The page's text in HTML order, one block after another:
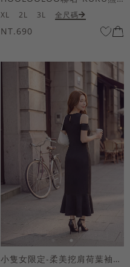
XL 2L 3L 全尺碼
NT.690
小隻女限定-柔美挖肩荷葉袖魚尾長洋裝